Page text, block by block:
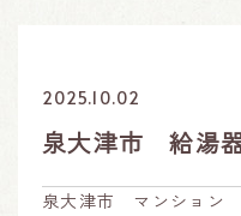
2025.10.02
泉大津市 給湯
泉大津市 マンション